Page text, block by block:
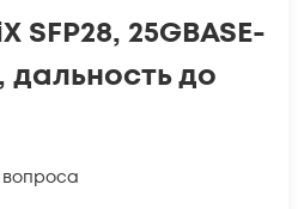
25GBASE-
дальность до
вопроса